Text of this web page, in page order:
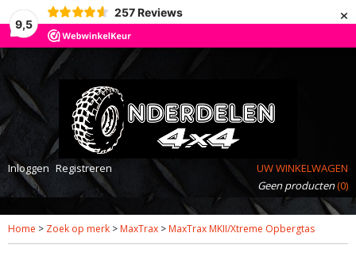
9,5
257 Reviews ×
Inloggen Registreren
UW WINKELWAGEN
Geen producten(0)
Home > Zoek op merk > MaxTrax > MaxTrax MKII/Xtreme Opbergtas